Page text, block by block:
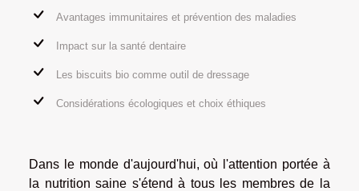
Avantages immunitaires et prévention des maladies
Impact sur la santé dentaire
Les biscuits bio comme outil de dressage
Considérations écologiques et choix éthiques
Dans le monde d'aujourd'hui, où l'attention portée à
la nutrition saine s'étend à tous les membres de la